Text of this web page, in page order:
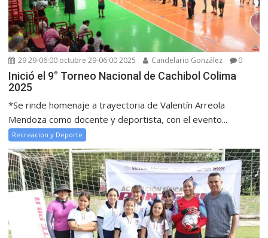
29 29-06:00 octubre 29-06:00 2025 Candelario González 0
Inició el 9° Torneo Nacional de Cachibol Colima
2025
*Se rinde homenaje a trayectoria de Valentín Arreola
Mendoza como docente y deportista, con el evento...
Recreacion y Deporte